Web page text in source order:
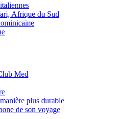
Afrique du Sud
Med
plus durable
de son voyage